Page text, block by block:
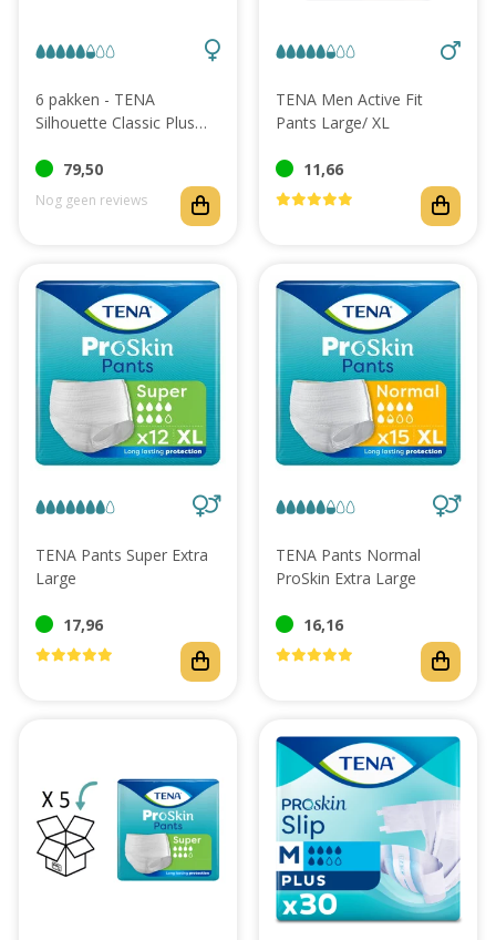
6 pakken - TENA
Silhouette Classic Plus
79,50
Nog geen reviews
TENA Men Active Fit
Pants Large/ XL
11,66
TENA Pants Super Extra
Large
17,96
TENA Pants Normal
ProSkin Extra Large
16,16